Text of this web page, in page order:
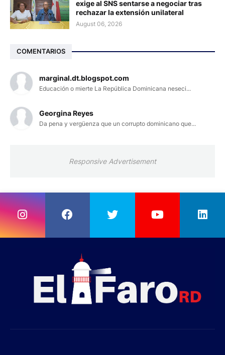
exige al SNS sentarse a negociar tras
rechazar la extensión unilateral
August 06, 2026
COMENTARIOS
marginal.dt.blogspot.com
Educación o mierte La República Dominicana neseci...
Georgina Reyes
Da pena y vergüenza que un corrupto dominicano que...
Responsive Advertisement